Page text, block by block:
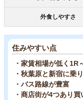
外食しやすさ
住みやすい点
・家賃相場が低く1R
・秋葉原と新宿に乗
・バス路線が豊富
・商店街が4つあり